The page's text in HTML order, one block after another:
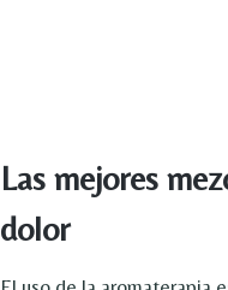
Las mejores
dolor